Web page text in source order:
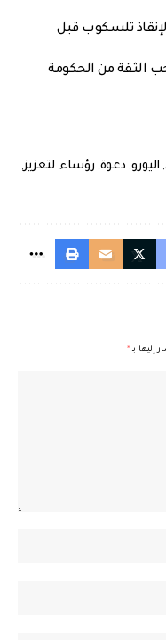
تلسكوب قبل
الثقة من الحكومة
, اليورو, دعوة, رؤساء, لتعزيز,
إليها بـ *